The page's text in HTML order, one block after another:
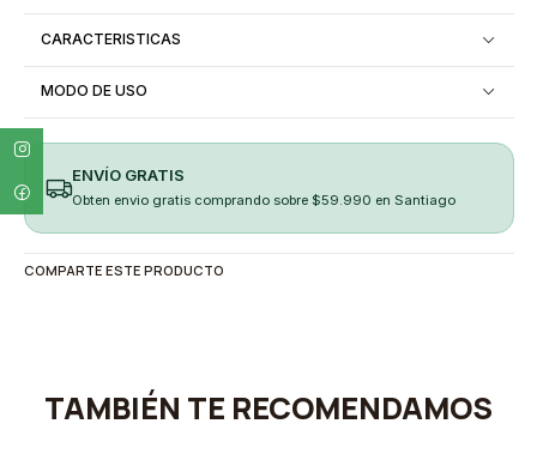
CARACTERISTICAS
MODO DE USO
ENVÍO GRATIS
Obten envio gratis comprando sobre $59.990 en Santiago
COMPARTE ESTE PRODUCTO
TAMBIÉN TE RECOMENDAMOS